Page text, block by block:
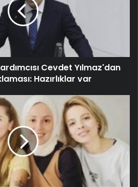
Cevdet Yılmaz'dan
Hazırlıklar var